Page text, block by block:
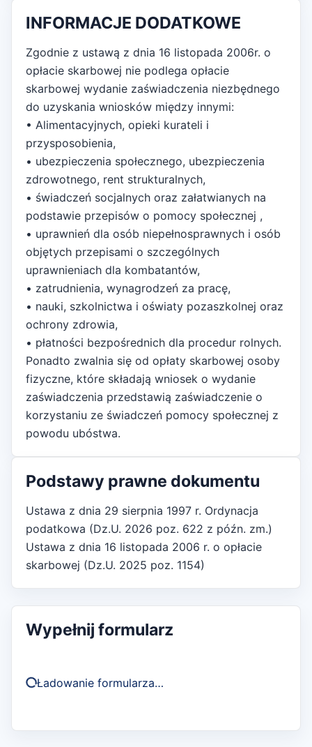
INFORMACJE DODATKOWE
Zgodnie z ustawą z dnia 16 listopada 2006r. o
opłacie skarbowej nie podlega opłacie
skarbowej wydanie zaświadczenia niezbędnego
do uzyskania wniosków między innymi:
• Alimentacyjnych, opieki kurateli i
przysposobienia,
• ubezpieczenia społecznego, ubezpieczenia
zdrowotnego, rent strukturalnych,
• świadczeń socjalnych oraz załatwianych na
podstawie przepisów o pomocy społecznej ,
• uprawnień dla osób niepełnosprawnych i osób
objętych przepisami o szczególnych
uprawnieniach dla kombatantów,
• zatrudnienia, wynagrodzeń za pracę,
• nauki, szkolnictwa i oświaty pozaszkolnej oraz
ochrony zdrowia,
• płatności bezpośrednich dla procedur rolnych.
Ponadto zwalnia się od opłaty skarbowej osoby
fizyczne, które składają wniosek o wydanie
zaświadczenia przedstawią zaświadczenie o
korzystaniu ze świadczeń pomocy społecznej z
powodu ubóstwa.
Podstawy prawne dokumentu
Ustawa z dnia 29 sierpnia 1997 r. Ordynacja
podatkowa (Dz.U. 2026 poz. 622 z późn. zm.)
Ustawa z dnia 16 listopada 2006 r. o opłacie
skarbowej (Dz.U. 2025 poz. 1154)
Wypełnij formularz
Ładowanie formularza…